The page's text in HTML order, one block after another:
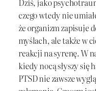
Dziś, jako
czego wtedy nie
że organizm zapisuje
myślach, ale także w
reakcji na syrenę. W
kiedy nocą słyszy się
PTSD nie zawsze